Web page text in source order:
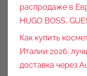
распродаже в
HUGO BOSS,
Как купить
Италии 2026:
доставка через